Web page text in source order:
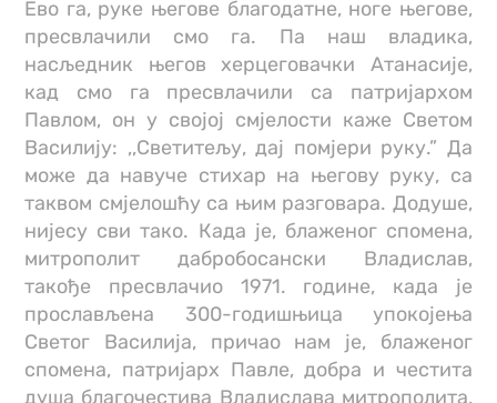
Ево га, руке његове благодатне, ноге његове,
пресвлачили смо га. Па наш владика,
насљедник његов херцеговачки Атанасије,
кад смо га пресвлачили са патријархом
Павлом, он у својој смјелости каже Светом
Василију: ,,Светитељу, дај помјери руку.” Да
може да навуче стихар на његову руку, са
таквом смјелошћу са њим разговара. Додуше,
нијесу сви тако. Када је, блаженог спомена,
митрополит дабробосански Владислав,
такође пресвлачио 1971. године, када је
прослављена 300-годишњица упокојења
Светог Василија, причао нам је, блаженог
спомена, патријарх Павле, добра и честита
душа благочестива Владислава митрополита,